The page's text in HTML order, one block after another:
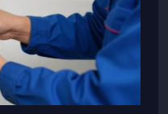
في
الكويت:
الأمثل
لمشاكل